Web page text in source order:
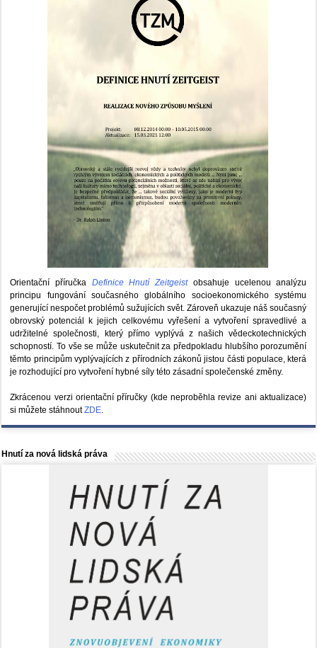
Orientační příručka Definice Hnutí Zeitgeistobsahuje ucelenou analýzu
principu fungování současného globálního socioekonomického systému
generující nespočet problémů sužujících svět. Zároveň ukazuje náš současný
obrovský potenciál k jejich celkovému vyřešení a vytvoření spravedlivé a
udržitelné společnosti, který přímo vyplývá z našich vědeckotechnických
schopností. To vše se může uskutečnit za předpokladu hlubšího porozumění
těmto principům vyplývajících z přírodních zákonů jistou části populace, která
je rozhodující pro vytvoření hybné síly této zásadní společenské změny.
Zkrácenou verzi orientační příručky (kde neproběhla revize ani aktualizace)
si můžete stáhnoutZDE.
Hnutí za nová lidská práva